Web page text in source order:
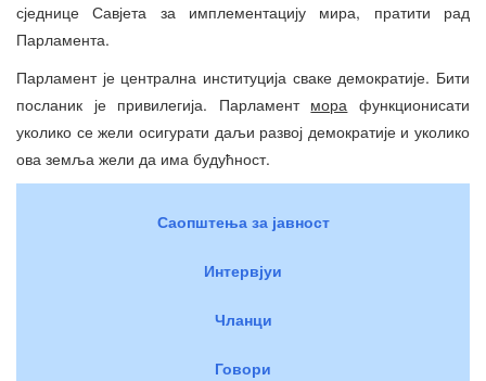
сједнице Савјета за имплементацију мира, пратити рад
Парламента.
Парламент је централна институција сваке демократије. Бити
посланик је привилегија. Парламент мора функционисати
уколико се жели осигурати даљи развој демократије и уколико
ова земља жели да има будућност.
Саопштења за јавност
Интервјуи
Чланци
Говори